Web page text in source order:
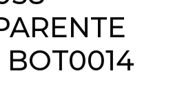
BOT0014